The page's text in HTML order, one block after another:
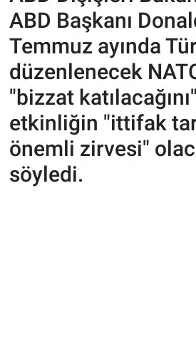
ABD Başkanı
Temmuz ayında
düzenlenecek
"bizzat
etkinliğin "ittifak
önemli zirvesi"
söyledi.